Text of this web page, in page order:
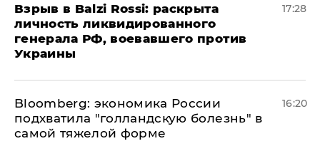
​Взрыв в Balzi Rossi: раскрыта
личность ликвидированного
генерала РФ, воевавшего против
Украины
17:28
Bloomberg: экономика России
подхватила "голландскую болезнь" в
самой тяжелой форме
16:20